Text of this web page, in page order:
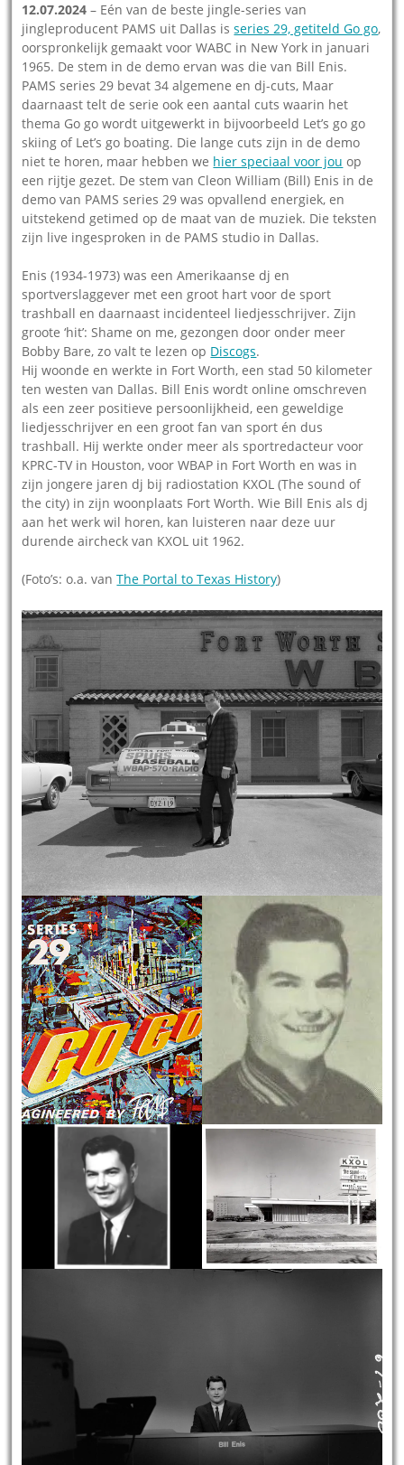
12.07.2024 – Eén van de beste jingle-series van
jingleproducent PAMS uit Dallas isseries 29, getiteld Go go,
oorspronkelijk gemaakt voor WABC in New York in januari
1965. De stem in de demo ervan was die van Bill Enis.
PAMS series 29 bevat 34 algemene en dj-cuts, Maar
daarnaast telt de serie ook een aantal cuts waarin het
thema Go go wordt uitgewerkt in bijvoorbeeld Let’s go go
skiing of Let’s go boating. Die lange cuts zijn in de demo
niet te horen, maar hebben we hier speciaal voor jou op
een rijtje gezet. De stem van Cleon William (Bill) Enis in de
demo van PAMS series 29 was opvallend energiek, en
uitstekend getimed op de maat van de muziek. Die teksten
zijn live ingesproken in de PAMS studio in Dallas.
Enis (1934-1973) was een Amerikaanse dj en
sportverslaggever met een groot hart voor de sport
trashball en daarnaast incidenteel liedjesschrijver. Zijn
groote ‘hit’: Shame on me, gezongen door onder meer
Bobby Bare, zo valt te lezen op Discogs.
Hij woonde en werkte in Fort Worth, een stad 50 kilometer
ten westen van Dallas. Bill Enis wordt online omschreven
als een zeer positieve persoonlijkheid, een geweldige
liedjesschrijver en een groot fan van sport én dus
trashball. Hij werkte onder meer als sportredacteur voor
KPRC-TV in Houston, voor WBAP in Fort Worth en was in
zijn jongere jaren dj bij radiostation KXOL (The sound of
the city) in zijn woonplaats Fort Worth. Wie Bill Enis als dj
aan het werk wil horen, kan luisteren naar deze uur
durende aircheck van KXOL uit 1962.
(Foto’s: o.a. vanThe Portal to Texas History)